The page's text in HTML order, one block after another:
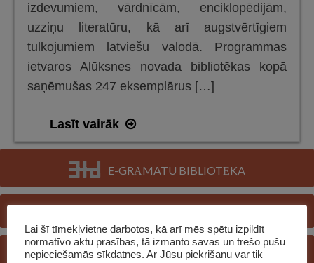
izdevumiem, vārdnīcām, enciklopēdijām,
uzziņu literatūru, kā arī augstvērtīgiem
tulkojumiem latviešu valodā. Programmas
ietvaros Alūksnes novada bibliotēkas kopā
saņēmušas 247 eksemplārus […]
Lasīt vairāk
iepirkums
novada
bibliotēku
E-GRĀMATU BIBLIOTĒKA
REĢISTRĒTIES BIBLIOTĒKĀ
Lai šī tīmekļvietne darbotos, kā arī mēs spētu izpildīt
normatīvo aktu prasības, tā izmanto savas un trešo pušu
nepieciešamās sīkdatnes. Ar Jūsu piekrišanu var tik